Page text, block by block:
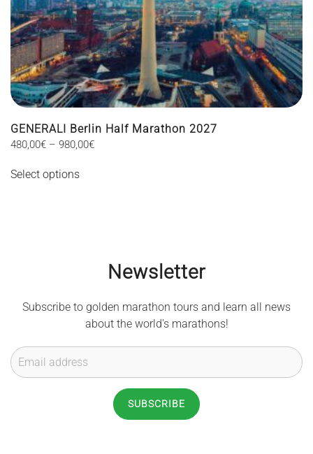
GENERALI Berlin Half Marathon 2027
480,00€ – 980,00€Price
Select optionsproduct
options
chosen
on
the
product
page
Newsletter
Subscribe to golden marathon tours and learn all news
about the world's marathons!
SUBSCRIBE